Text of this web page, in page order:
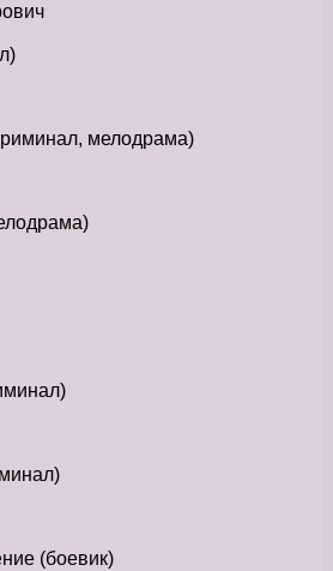
мелодрама)
(боевик)